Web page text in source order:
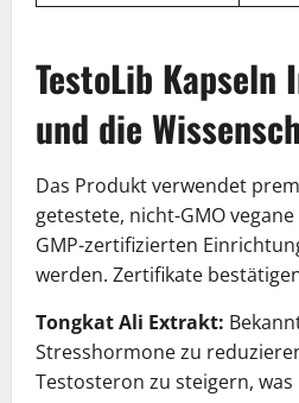
TestoLib
und die
Das Produkt verwendet
getestete, nicht-GMO
GMP-zertifizierten
werden. Zertifikate
Tongkat Ali Extrakt:
Stresshormone zu
Testosteron zu steigern,